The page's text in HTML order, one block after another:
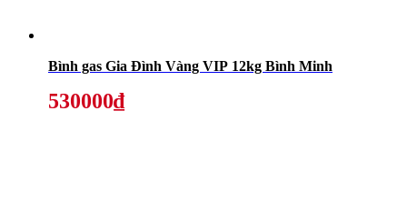
Bình gas Gia Đình Vàng VIP 12kg Bình Minh
530000₫